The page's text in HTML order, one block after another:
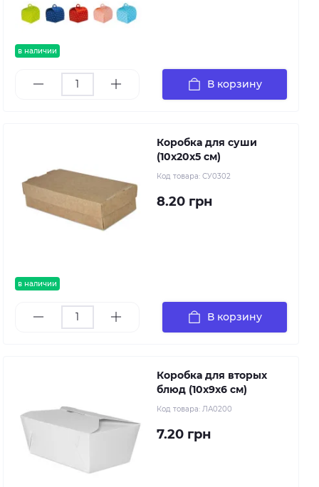
в наличии
В корзину
в наличии
Коробка для суши
(10х20х5 см)
Код товара: СУ0302
8.20 грн
В корзину
Коробка для вторых
блюд (10х9х6 см)
Код товара: ЛА0200
7.20 грн